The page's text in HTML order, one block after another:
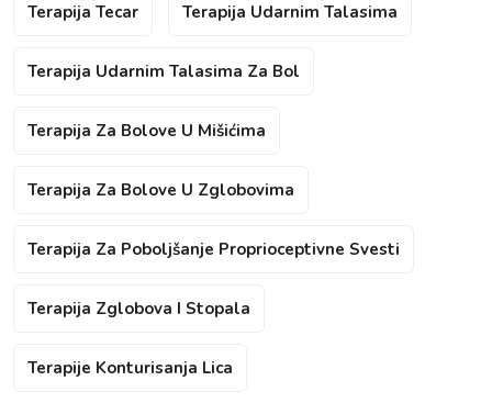
Terapija Tecar Terapija Udarnim Talasima
Terapija Udarnim Talasima Za Bol
Terapija Za Bolove U Mišićima
Terapija Za Bolove U Zglobovima
Terapija Za Poboljšanje Proprioceptivne Svesti
Terapija Zglobova I Stopala
Terapije Konturisanja Lica